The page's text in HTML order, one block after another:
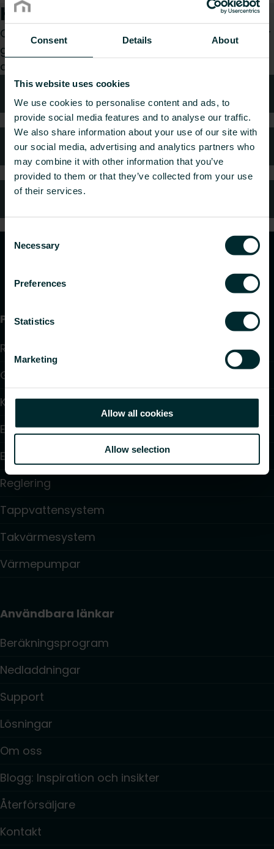
Consent Details About
This website uses cookies
We use cookies to personalise content and ads, to
provide social media features and to analyse our traffic.
We also share information about your use of our site with
our social media, advertising and analytics partners who
may combine it with other information that you’ve
provided to them or that they’ve collected from your use
of their services.
Consent
Selection
Necessary
Preferences
Statistics
Marketing
Allow all cookies
Allow selection
Hur kan vi hjälpa dig?
Oavsett om du är konsult, installatör, arkitekt eller
grossist, välj en kategori så tar vi gärna hand om
din förfrågan.
Kundtjänst
Vanliga frågor
Produkter
Radiatorer
Golvvärme och golvkylning
Konvektorer och fläktkonvektorer
Elektrisk uppvärmning
Elektronisk styrning
Reglering
Tappvattensystem
Takvärmesystem
Värmepumpar
Användbara länkar
Beräkningsprogram
Nedladdningar
Support
Lösningar
Om oss
Blogg: Inspiration och insikter
Återförsäljare
Kontakt